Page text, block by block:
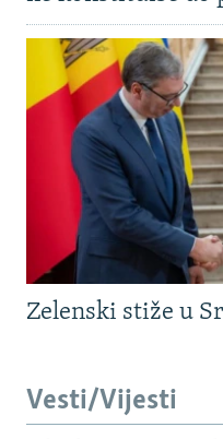
Zelenski stiže u
Vesti/Vijesti